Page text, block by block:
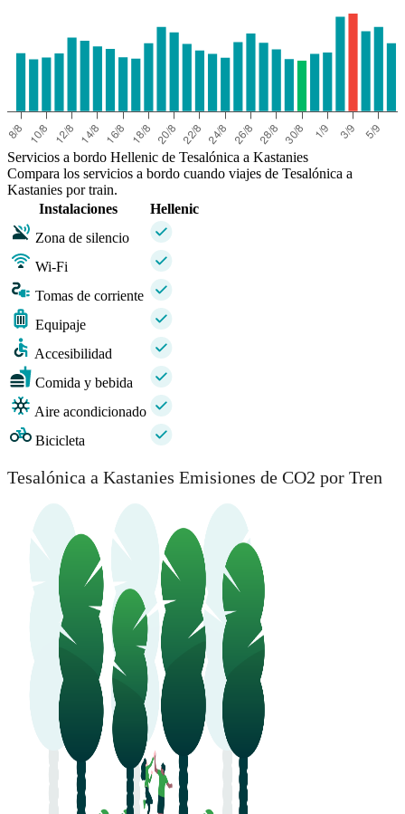
Servicios a bordo Hellenic de Tesalónica a Kastanies
Compara los servicios a bordo cuando viajes de Tesalónica a
Kastanies por train.
Instalaciones
Hellenic
Zona de silencio
Wi-Fi
Tomas de corriente
Equipaje
Accesibilidad
Comida y bebida
Aire acondicionado
Bicicleta
Tesalónica a Kastanies Emisiones de CO2 por Tren